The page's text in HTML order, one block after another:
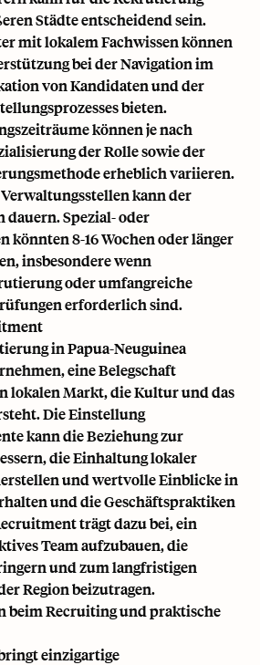
Städte entscheidend sein.
mit lokalem Fachwissen können
bei der Navigation im
von Kandidaten und der
bieten.
können je nach
der Rolle sowie der
erheblich variieren.
kann der
dauern. Spezial- oder
könnten 8-16 Wochen oder länger
insbesondere wenn
oder umfangreiche
erforderlich sind.
in Papua-Neuguinea
eine Belegschaft
lokalen Markt, die Kultur und das
Die Einstellung
kann die Beziehung zur
die Einhaltung lokaler
und wertvolle Einblicke in
und die Geschäftspraktiken
trägt dazu bei, ein
Team aufzubauen, die
und zum langfristigen
Region beizutragen.
beim Recruiting und praktische
einzigartige